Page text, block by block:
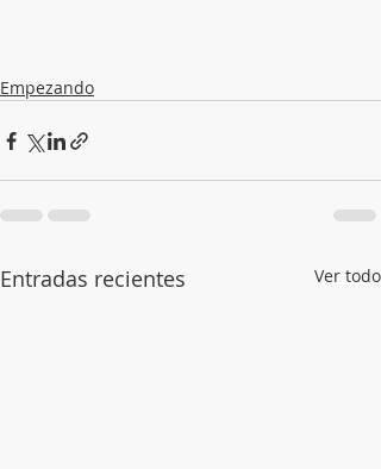
Empezando
Entradas recientes Ver todo